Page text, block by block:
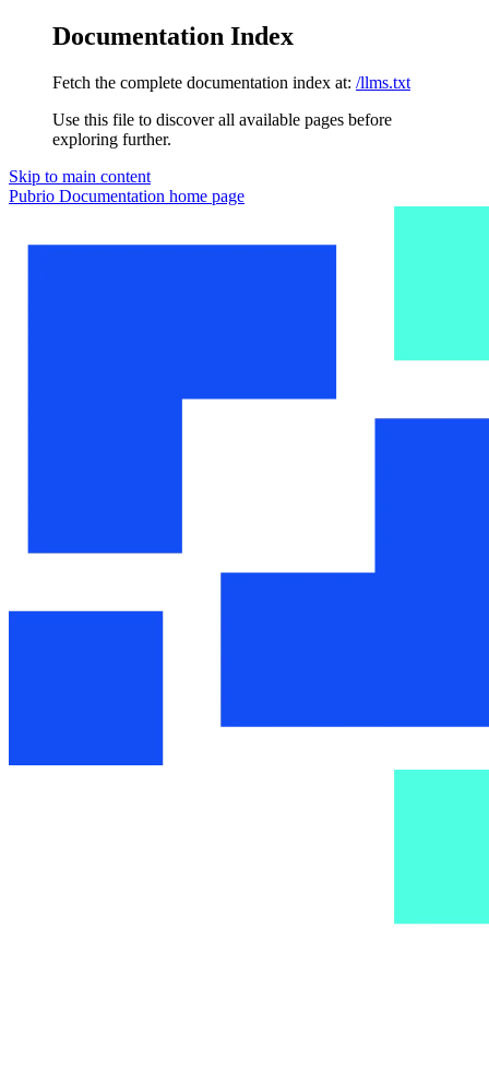
Documentation Index
Fetch the complete documentation index at: /llms.txt
Use this file to discover all available pages before
exploring further.
Skip to main content
Pubrio Documentation home page